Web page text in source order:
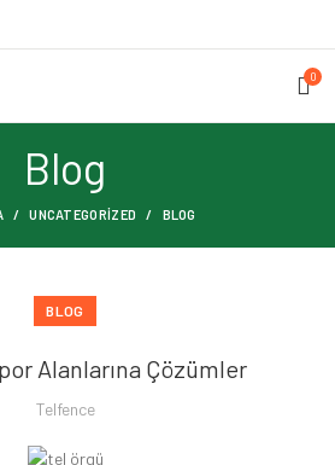
0
Blog
UNCATEGORIZED BLOG
BLOG
Alanlarına Çözümler
Telfence